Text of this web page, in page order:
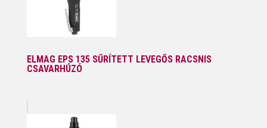
ELMAG EPS 135 SŰRÍTETT LEVEGŐS RACSNIS
CSAVARHÚZÓ